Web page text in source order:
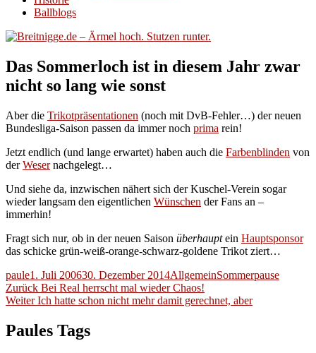
Ballblogs
Das Sommerloch ist in diesem Jahr zwar
nicht so lang wie sonst
Aber die Trikotpräsentationen (noch mit DvB-Fehler…) der neuen
Bundesliga-Saison passen da immer noch prima rein!
Jetzt endlich (und lange erwartet) haben auch die Farbenblinden von
derWesernachgelegt…
Und siehe da, inzwischen nähert sich der Kuschel-Verein sogar
wieder langsam den eigentlichen Wünschen der Fans an –
immerhin!
Fragt sich nur, ob in der neuen Saison überhauptein Hauptsponsor
das schicke grün-weiß-orange-schwarz-goldene Trikot ziert…
Autor
pauleVeröffentlicht
am
1. Juli 200630. Dezember 2014Kategorien
AllgemeinSchlagwörter
Sommerpause
Beitragsnavigation
Zurück Vorheriger
Beitrag:
Bei Real herrscht mal wieder Chaos!
Weiter Nächster
Ich hatte schon nicht mehr damit gerechnet, aber
Paules Tags